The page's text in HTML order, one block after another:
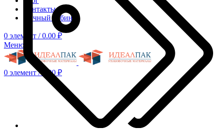
Контакты
Личный кабинет
0 элемент / 0.00 ₽
Меню
0 элемент / 0.00 ₽